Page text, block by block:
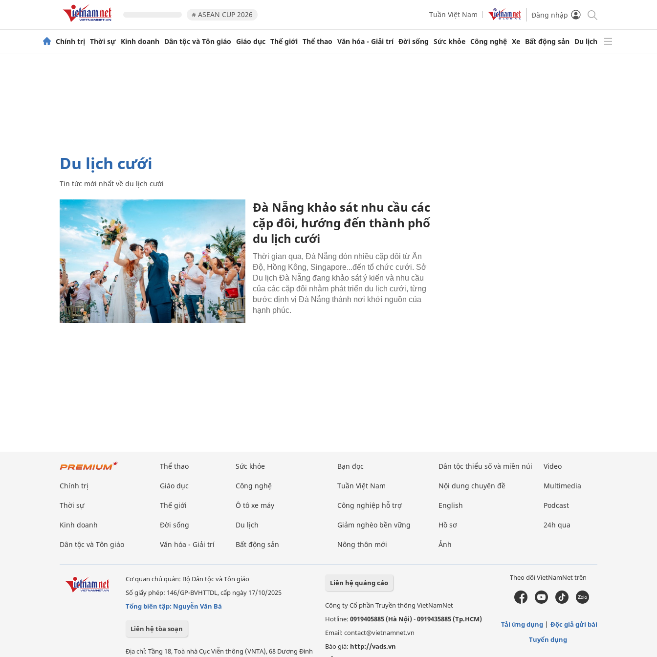
# ASEAN CUP 2026 Tuần Việt Nam Đăng nhập
Chính trị Thời sự Kinh doanh Dân tộc và Tôn giáo Giáo dục Thế giới Thể thao Văn hóa - Giải trí Đời sống Sức khỏe Công nghệ Xe Bất động sản Du lịch
du lịch cưới
Tin tức mới nhất về du lịch cưới
Đà Nẵng khảo sát nhu cầu các
cặp đôi, hướng đến thành phố
du lịch cưới
Thời gian qua, Đà Nẵng đón nhiều cặp đôi từ Ấn
Độ, Hồng Kông, Singapore...đến tổ chức cưới. Sở
Du lịch Đà Nẵng đang khảo sát ý kiến và nhu cầu
của các cặp đôi nhằm phát triển du lịch cưới, từng
bước định vị Đà Nẵng thành nơi khởi nguồn của
hạnh phúc.
Chính trị
Thời sự
Kinh doanh
Dân tộc và Tôn giáo
Thể thao
Giáo dục
Thế giới
Đời sống
Văn hóa - Giải trí
Sức khỏe
Công nghệ
Ô tô xe máy
Du lịch
Bất động sản
Bạn đọc
Tuần Việt Nam
Công nghiệp hỗ trợ
Giảm nghèo bền vững
Nông thôn mới
Dân tộc thiểu số và miền núi
Nội dung chuyên đề
English
Hồ sơ
Ảnh
Video
Multimedia
Podcast
24h qua
Cơ quan chủ quản: Bộ Dân tộc và Tôn giáo
Số giấy phép: 146/GP-BVHTTDL, cấp ngày 17/10/2025
Tổng biên tập: Nguyễn Văn Bá
Liên hệ tòa soạn
Địa chỉ: Tầng 18, Toà nhà Cục Viễn thông (VNTA), 68 Dương Đình
Liên hệ quảng cáo
Công ty Cổ phần Truyền thông VietNamNet
Hotline: 0919405885 (Hà Nội)-0919435885 (Tp.HCM)
Email: contact@vietnamnet.vn
Báo giá: http://vads.vn
Theo dõi VietNamNet trên
Tải ứng dụng
Độc giả gửi bài
Tuyển dụng